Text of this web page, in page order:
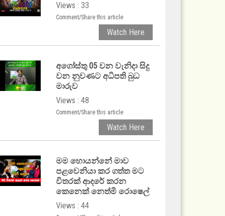
Views : 33
Comment/Share this article
Watch Here
අගෝස්තු 05 වන වැනිදා සිදු
වන නුවණට අධිපති බුධ
මාරුව
Views : 48
Comment/Share this article
Watch Here
මම හොයන්නේ මාව
පළවෙනියා කර ගත්ත මට
විතරක් ආදරේ කරන
කෙනෙක් නෙත්මි රොෂෙල්
Views : 44